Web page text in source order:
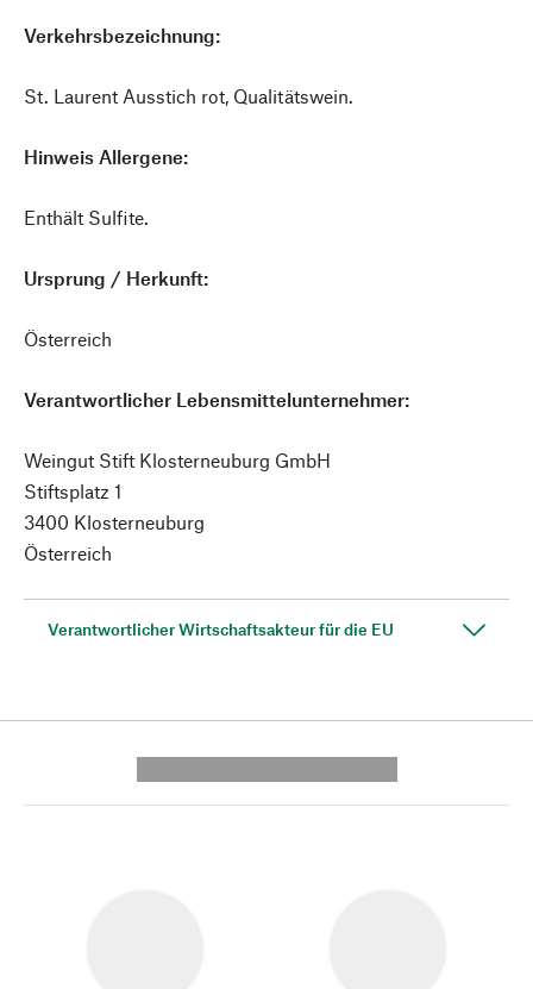
Verkehrsbezeichnung:
St. Laurent Ausstich rot, Qualitätswein.
Hinweis Allergene:
Enthält Sulfite.
Ursprung / Herkunft:
Österreich
Verantwortlicher Lebensmittelunternehmer:
Weingut Stift Klosterneuburg GmbH
Stiftsplatz 1
3400 Klosterneuburg
Österreich
Verantwortlicher Wirtschaftsakteur für die EU